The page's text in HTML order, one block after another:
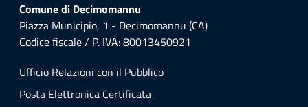
Comune di Decimomannu
Piazza Municipio, 1 - Decimomannu (CA)
Codice fiscale / P. IVA: 80013450921
Ufficio Relazioni con il Pubblico
Posta Elettronica Certificata